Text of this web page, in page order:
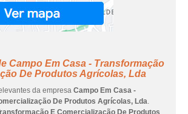
Campo Em Casa - Transformação
De Produtos Agrícolas, Lda
da empresa Campo Em Casa -
De Produtos Agrícolas, Lda.
E Comercialização De Produtos